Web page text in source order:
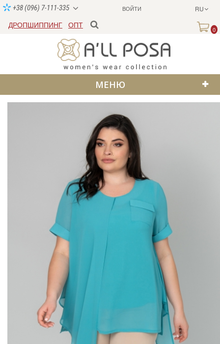
ВОЙТИ RU
+38 (096) 7-111-335
ДРОПШИППИНГ ОПТ
0
МЕНЮ